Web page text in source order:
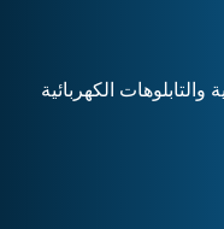
الكهربائية